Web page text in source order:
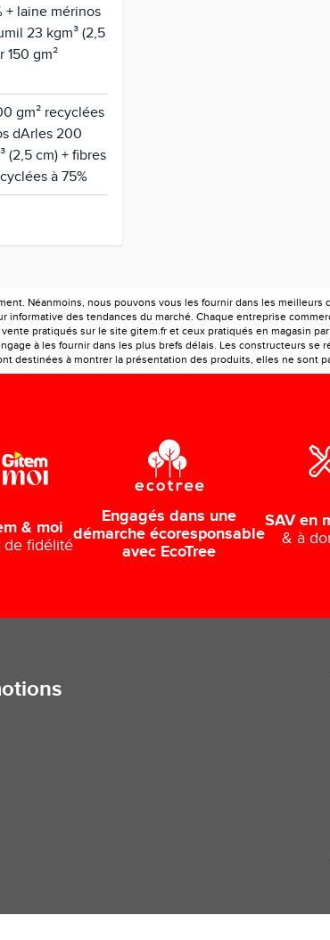
+ laine mérinos
23 kgm³ (2,5
150 gm²
gm² recyclées
dArles 200
(2,5 cm) + fibres
à 75%
Néanmoins, nous pouvons vous les fournir dans les
des tendances du marché. Chaque entreprise
pratiqués sur le site gitem.fr et ceux pratiqués en magasin
à les fournir dans les plus brefs délais. Les constructeurs
destinées à montrer la présentation des produits, elles ne sont
& moi
de fidélité
Engagés dans une
démarche écoresponsable
avec EcoTree
SAV en
& à